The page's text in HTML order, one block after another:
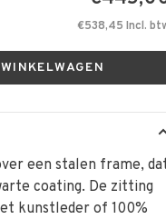
€538,45 Incl.
een stalen frame,
coating. De zitting
kunstleder of 100%